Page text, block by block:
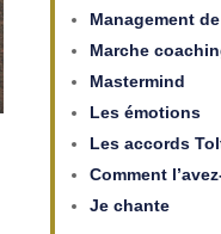
Management
Marche
Mastermind
Les émotions
Les accords
Comment
Je chante